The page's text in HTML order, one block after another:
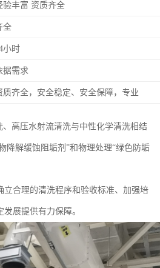
验丰富 资质齐全
全
小时
据需求
质齐全，安全稳定、安全保障，专业
高压水射流清洗与中性化学清洗相结
降解缓蚀阻垢剂”和物理处理“绿色防垢
合理的清洗程序和验收标准、加强培
展提供有力保障。